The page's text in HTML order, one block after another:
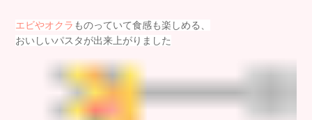
エビやオクラ ものっていて食感も楽しめる、
おいしいパスタが出来上がりました